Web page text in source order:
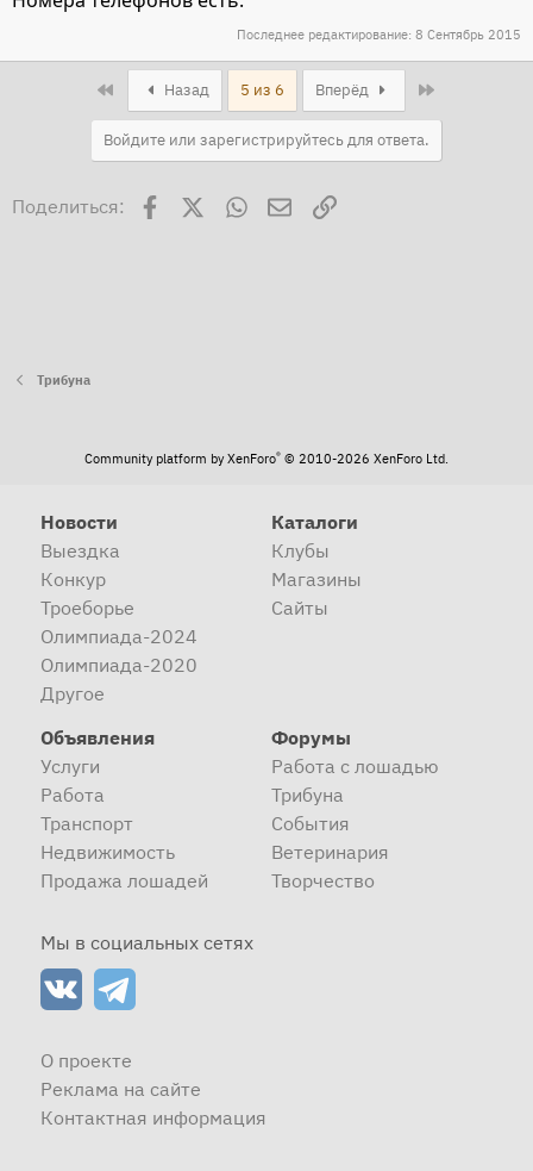
Последнее редактирование: 8 Сентябрь 2015
Назад 5 из 6 Вперёд
Войдите или зарегистрируйтесь для ответа.
Поделиться: Facebook WhatsAppЭлектронная почта
Ссылка
Трибуна
Community platform by XenForo® © 2010-2026 XenForo Ltd.
Новости
Выездка
Конкур
Троеборье
Олимпиада-2024
Олимпиада-2020
Другое
Каталоги
Клубы
Магазины
Сайты
Объявления
Услуги
Работа
Транспорт
Недвижимость
Продажа лошадей
Форумы
Работа с лошадью
Трибуна
События
Ветеринария
Творчество
Мы в социальных сетях
О проекте
Реклама на сайте
Контактная информация